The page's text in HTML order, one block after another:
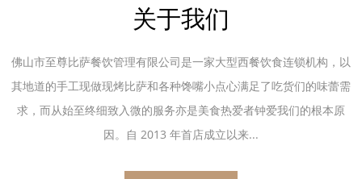
关于我们
佛山市至尊比萨餐饮管理有限公司是一家大型西餐饮食连锁机构，以
其地道的手工现做现烤比萨和各种馋嘴小点心满足了吃货们的味蕾需
求，而从始至终细致入微的服务亦是美食热爱者钟爱我们的根本原
因。自 2013 年首店成立以来...